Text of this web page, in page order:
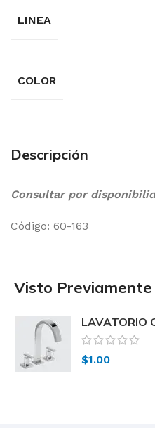
LINEA
COLOR
Descripción
Consultar por
Código: 60-163
Visto Previamente
LAVATORIO
163 Peirano
$1.00